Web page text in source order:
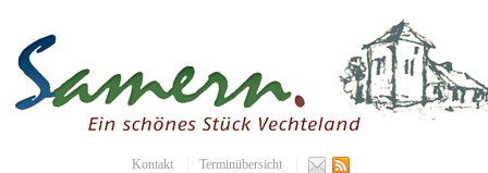
Kontakt Terminübersicht